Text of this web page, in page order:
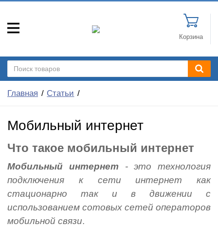
Корзина
Главная Статьи
Мобильный интернет
Что такое мобильный интернет
Мобильный интернет - это технология
подключения к сети интернет как
стационарно так и в движении с
использованием сотовых сетей операторов
мобильной связи.